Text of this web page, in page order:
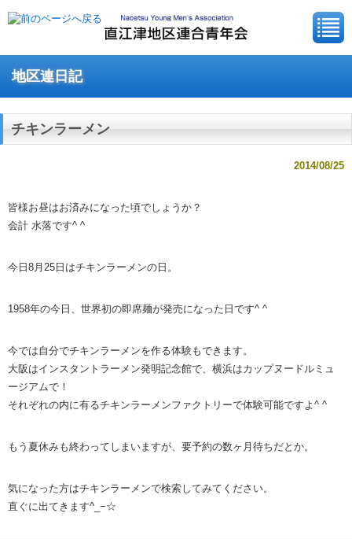
地区連日記
チキンラーメン
2014/08/25
皆様お昼はお済みになった頃でしょうか？
会計 水落です^ ^
今日8月25日はチキンラーメンの日。
1958年の今日、世界初の即席麺が発売になった日です^ ^
今では自分でチキンラーメンを作る体験もできます。
大阪はインスタントラーメン発明記念館で、横浜はカップヌードルミュ
ージアムで！
それぞれの内に有るチキンラーメンファクトリーで体験可能ですよ^ ^
もう夏休みも終わってしまいますが、要予約の数ヶ月待ちだとか。
気になった方はチキンラーメンで検索してみてください。
直ぐに出てきます^_−☆